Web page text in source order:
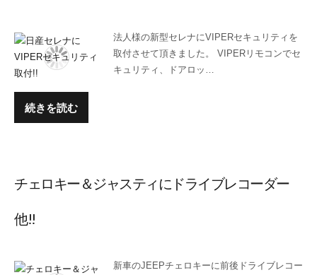
法人様の新型セレナにVIPERセキュリティを
取付させて頂きました。 VIPERリモコンでセ
キュリティ、ドアロッ…
続きを読む
チェロキー＆ジャスティにドライブレコーダー
他!!
新車のJEEPチェロキーに前後ドライブレコー